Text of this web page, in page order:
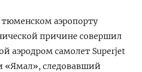
тюменском аэропорту
причине совершил
аэродром самолет Superjet
«Ямал», следовавший